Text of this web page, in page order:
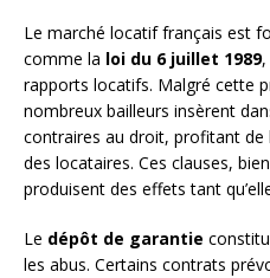
Le marché locatif français est
comme la loi du 6 juillet 1989,
rapports locatifs. Malgré cette
nombreux bailleurs insèrent
contraires au droit, profitant de
des locataires. Ces clauses,
produisent des effets tant
Le dépôt de garantie
les abus. Certains contrats